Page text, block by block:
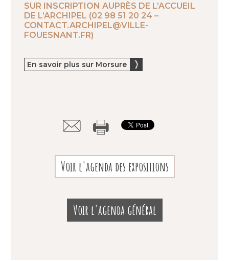
SUR INSCRIPTION AUPRÈS DE L’ACCUEIL
DE L’ARCHIPEL (02 98 51 20 24 –
CONTACT.ARCHIPEL@VILLE-
FOUESNANT.FR)
En savoir plus sur Morsure
Voir l'agenda des expositions
Voir l'agenda général